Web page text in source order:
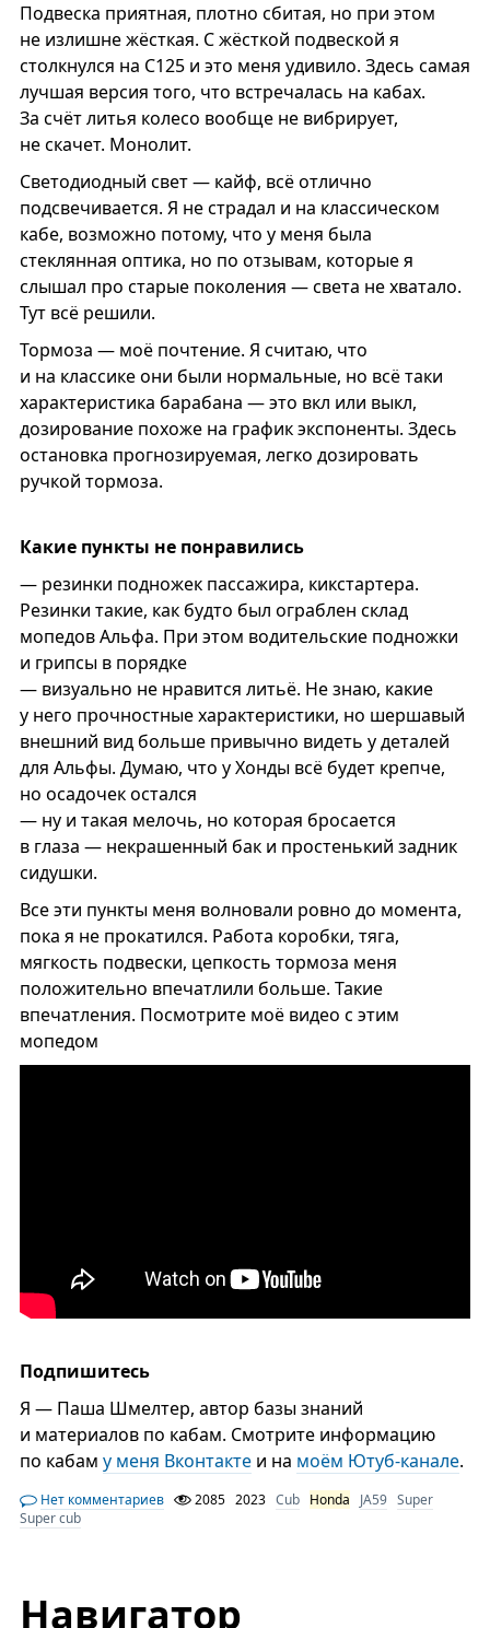
Подвеска приятная, плотно сбитая, но при этом
не излишне жёсткая. С жёсткой подвеской я
столкнулся на С125 и это меня удивило. Здесь самая
лучшая версия того, что встречалась на кабах.
За счёт литья колесо вообще не вибрирует,
не скачет. Монолит.
Светодиодный свет — кайф, всё отлично
подсвечивается. Я не страдал и на классическом
кабе, возможно потому, что у меня была
стеклянная оптика, но по отзывам, которые я
слышал про старые поколения — света не хватало.
Тут всё решили.
Тормоза — моё почтение. Я считаю, что
и на классике они были нормальные, но всё таки
характеристика барабана — это вкл или выкл,
дозирование похоже на график экспоненты. Здесь
остановка прогнозируемая, легко дозировать
ручкой тормоза.
Какие пункты не понравились
— резинки подножек пассажира, кикстартера.
Резинки такие, как будто был ограблен склад
мопедов Альфа. При этом водительские подножки
и грипсы в порядке
— визуально не нравится литьё. Не знаю, какие
у него прочностные характеристики, но шершавый
внешний вид больше привычно видеть у деталей
для Альфы. Думаю, что у Хонды всё будет крепче,
но осадочек остался
— ну и такая мелочь, но которая бросается
в глаза — некрашенный бак и простенький задник
сидушки.
Все эти пункты меня волновали ровно до момента,
пока я не прокатился. Работа коробки, тяга,
мягкость подвески, цепкость тормоза меня
положительно впечатлили больше. Такие
впечатления. Посмотрите моё видео с этим
мопедом
Подпишитесь
Я — Паша Шмелтер, автор базы знаний
и материалов по кабам. Смотрите информацию
по кабам у меня Вконтактеи на моём Ютуб-канале.
Нет комментариев 2085 2023 Cub Honda JA59 Super
Super cub
Навигатор